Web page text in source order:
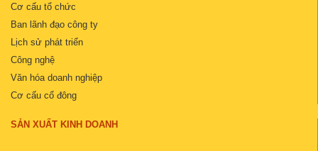
Cơ cấu tổ chức
Ban lãnh đạo công ty
Lịch sử phát triển
Công nghệ
Văn hóa doanh nghiệp
Cơ cấu cổ đông
SẢN XUẤT KINH DOANH